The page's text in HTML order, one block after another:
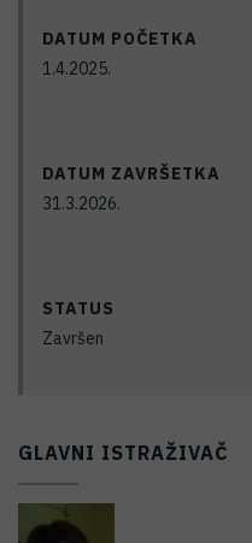
DATUM POČETKA
1.4.2025.
DATUM ZAVRŠETKA
31.3.2026.
STATUS
Završen
GLAVNI ISTRAŽIVAČ